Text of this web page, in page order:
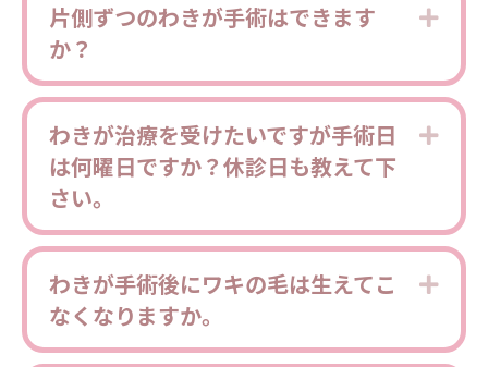
片側ずつのわきが手術はできます
か？
わきが治療を受けたいですが手術日
は何曜日ですか？休診日も教えて下
さい。
わきが手術後にワキの毛は生えてこ
なくなりますか。